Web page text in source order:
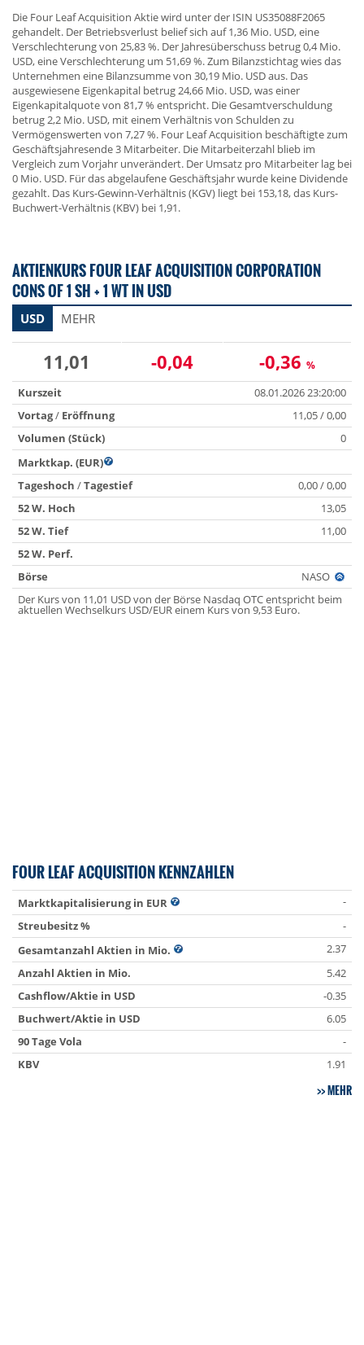
Die Four Leaf Acquisition Aktie wird unter der ISIN US35088F2065
gehandelt. Der Betriebsverlust belief sich auf 1,36 Mio. USD, eine
Verschlechterung von 25,83 %. Der Jahresüberschuss betrug 0,4 Mio.
USD, eine Verschlechterung um 51,69 %. Zum Bilanzstichtag wies das
Unternehmen eine Bilanzsumme von 30,19 Mio. USD aus. Das
ausgewiesene Eigenkapital betrug 24,66 Mio. USD, was einer
Eigenkapitalquote von 81,7 % entspricht. Die Gesamtverschuldung
betrug 2,2 Mio. USD, mit einem Verhältnis von Schulden zu
Vermögenswerten von 7,27 %. Four Leaf Acquisition beschäftigte zum
Geschäftsjahresende 3 Mitarbeiter. Die Mitarbeiterzahl blieb im
Vergleich zum Vorjahr unverändert. Der Umsatz pro Mitarbeiter lag bei
0 Mio. USD. Für das abgelaufene Geschäftsjahr wurde keine Dividende
gezahlt. Das Kurs-Gewinn-Verhältnis (KGV) liegt bei 153,18, das Kurs-
Buchwert-Verhältnis (KBV) bei 1,91.
AKTIENKURS FOUR LEAF ACQUISITION CORPORATION
CONS OF 1 SH + 1 WT IN USD
USD MEHR
11,01 -0,04 -0,36 %
Kurszeit
08.01.2026 23:20:00
Vortag/ Eröffnung
11,05 / 0,00
Volumen (Stück)
0
Marktkap. (EUR)
Tageshoch /Tagestief
0,00 / 0,00
52 W. Hoch
13,05
52 W. Tief
11,00
52 W. Perf.
Börse
NASO
Der Kurs von 11,01 USD von der Börse Nasdaq OTC entspricht beim
aktuellen Wechselkurs USD/EUR einem Kurs von 9,53 Euro.
FOUR LEAF ACQUISITION KENNZAHLEN
Marktkapitalisierung in EUR
-
Streubesitz %
-
Gesamtanzahl Aktien in Mio.
2.37
Anzahl Aktien in Mio.
5.42
Cashflow/Aktie in USD
-0.35
Buchwert/Aktie in USD
6.05
90 Tage Vola
-
KBV
1.91
MEHR